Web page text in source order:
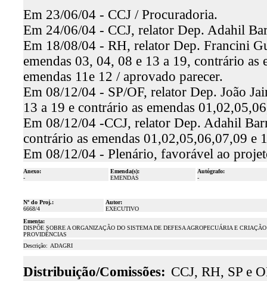
Em 23/06/04 - CCJ / Procuradoria.
Em 24/06/04 - CCJ, relator Dep. Adahil
Em 18/08/04 - RH, relator Dep. Francini
emendas 03, 04, 08 e 13 a 19, contrário
emendas 11e 12 / aprovado parecer.
Em 08/12/04 - SP/OF, relator Dep. João
13 a 19 e contrário as emendas
Em 08/12/04 -CCJ, relator Dep. Adahil
contrário as emendas 01,02,05,06,07,09 e
Em 08/12/04 - Plenário, favorável ao
Anexo:
-
Emenda(s):
EMENDAS
Autógrafo:
-
Nº do Proj.:
6668/4
Autor:
EXECUTIVO
Ementa:
DISPÕE SOBRE A ORGANIZAÇÃO DO SISTEMA DE DEFESA AGROPECUÁRIA E
PROVIDÊNCIAS
Descrição: ADAGRI
Distribuição/Comissões: CCJ, RH, SP e